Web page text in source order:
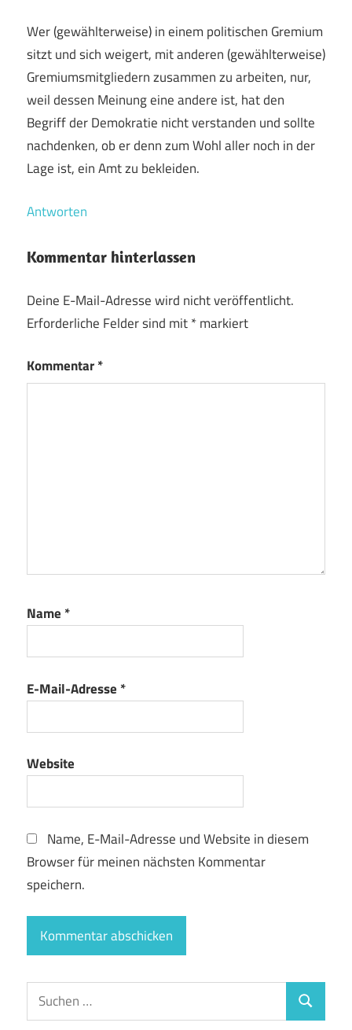
Wer (gewählterweise) in einem politischen Gremium
sitzt und sich weigert, mit anderen (gewählterweise)
Gremiumsmitgliedern zusammen zu arbeiten, nur,
weil dessen Meinung eine andere ist, hat den
Begriff der Demokratie nicht verstanden und sollte
nachdenken, ob er denn zum Wohl aller noch in der
Lage ist, ein Amt zu bekleiden.
Antworten
Kommentar hinterlassen
Deine E-Mail-Adresse wird nicht veröffentlicht.
Erforderliche Felder sind mit*markiert
Kommentar*
Name *
E-Mail-Adresse *
Website
Name, E-Mail-Adresse und Website in diesem
Browser für meinen nächsten Kommentar
speichern.
Suchen
nach:
Suchen